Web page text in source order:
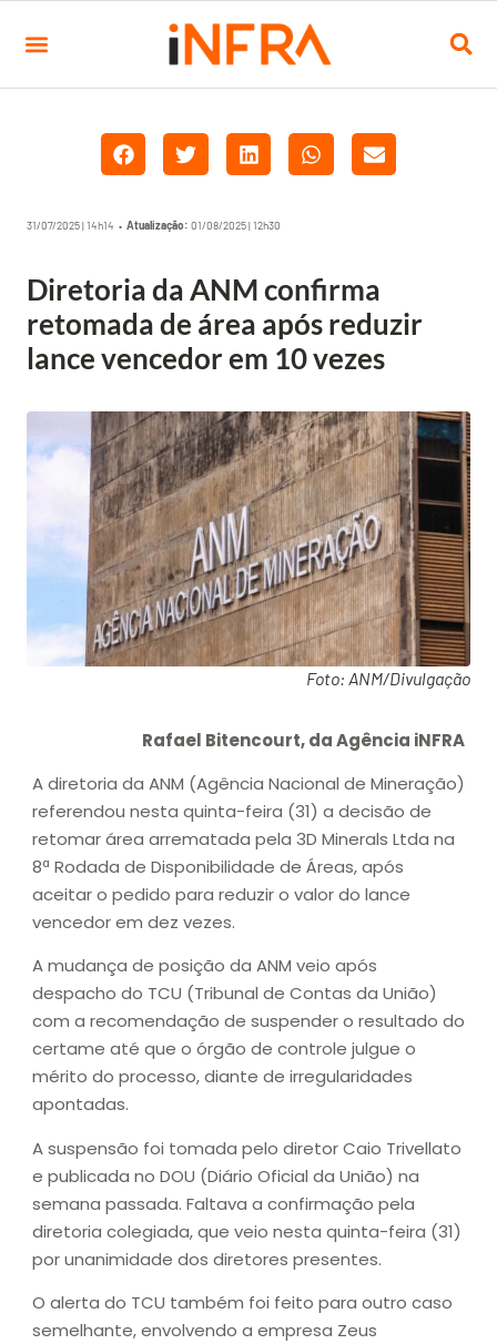
31/07/2025 | 14h14 • Atualização: 01/08/2025 | 12h30
Diretoria da ANM confirma
retomada de área após reduzir
lance vencedor em 10 vezes
Foto: ANM/Divulgação
Rafael Bitencourt, da Agência iNFRA
A diretoria da ANM (Agência Nacional de Mineração)
referendou nesta quinta-feira (31) a decisão de
retomar área arrematada pela 3D Minerals Ltda na
8ª Rodada de Disponibilidade de Áreas, após
aceitar o pedido para reduzir o valor do lance
vencedor em dez vezes.
A mudança de posição da ANM veio após
despacho do TCU (Tribunal de Contas da União)
com a recomendação de suspender o resultado do
certame até que o órgão de controle julgue o
mérito do processo, diante de irregularidades
apontadas.
A suspensão foi tomada pelo diretor Caio Trivellato
e publicada no DOU (Diário Oficial da União) na
semana passada. Faltava a confirmação pela
diretoria colegiada, que veio nesta quinta-feira (31)
por unanimidade dos diretores presentes.
O alerta do TCU também foi feito para outro caso
semelhante, envolvendo a empresa Zeus